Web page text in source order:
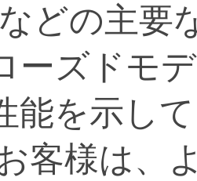
などの主
ーズドモ
能を示し
客様は、